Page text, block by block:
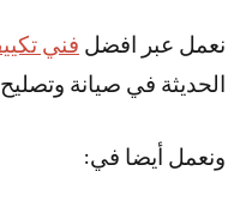
نعمل عبر افضل فني
الحديثة في صيانة
ونعمل أيضا في: